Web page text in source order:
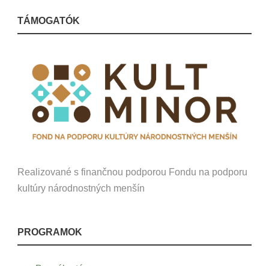
TÁMOGATÓK
Realizované s finančnou podporou Fondu na podporu
kultúry národnostných menšín
PROGRAMOK